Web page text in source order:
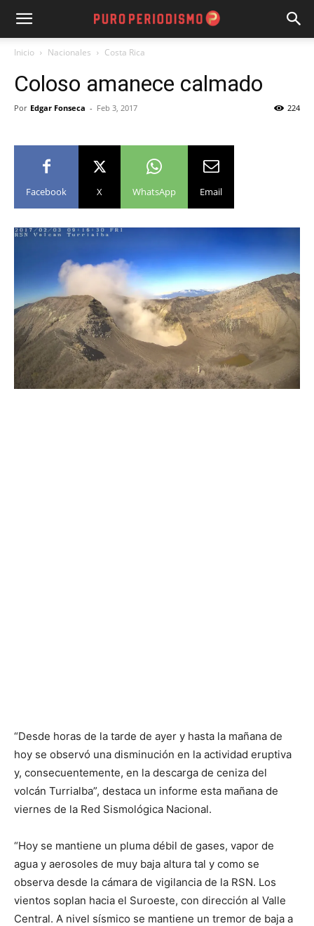
Inicio Nacionales Costa Rica
Coloso amanece calmado
Por Edgar Fonseca - Feb 3, 2017 224
Facebook X WhatsApp Email
“Desde horas de la tarde de ayer y hasta la mañana de
hoy se observó una disminución en la actividad eruptiva
y, consecuentemente, en la descarga de ceniza del
volcán Turrialba”, destaca un informe esta mañana de
viernes de la Red Sismológica Nacional.
“Hoy se mantiene un pluma débil de gases, vapor de
agua y aerosoles de muy baja altura tal y como se
observa desde la cámara de vigilancia de la RSN. Los
vientos soplan hacia el Suroeste, con dirección al Valle
Central. A nivel sísmico se mantiene un tremor de baja a